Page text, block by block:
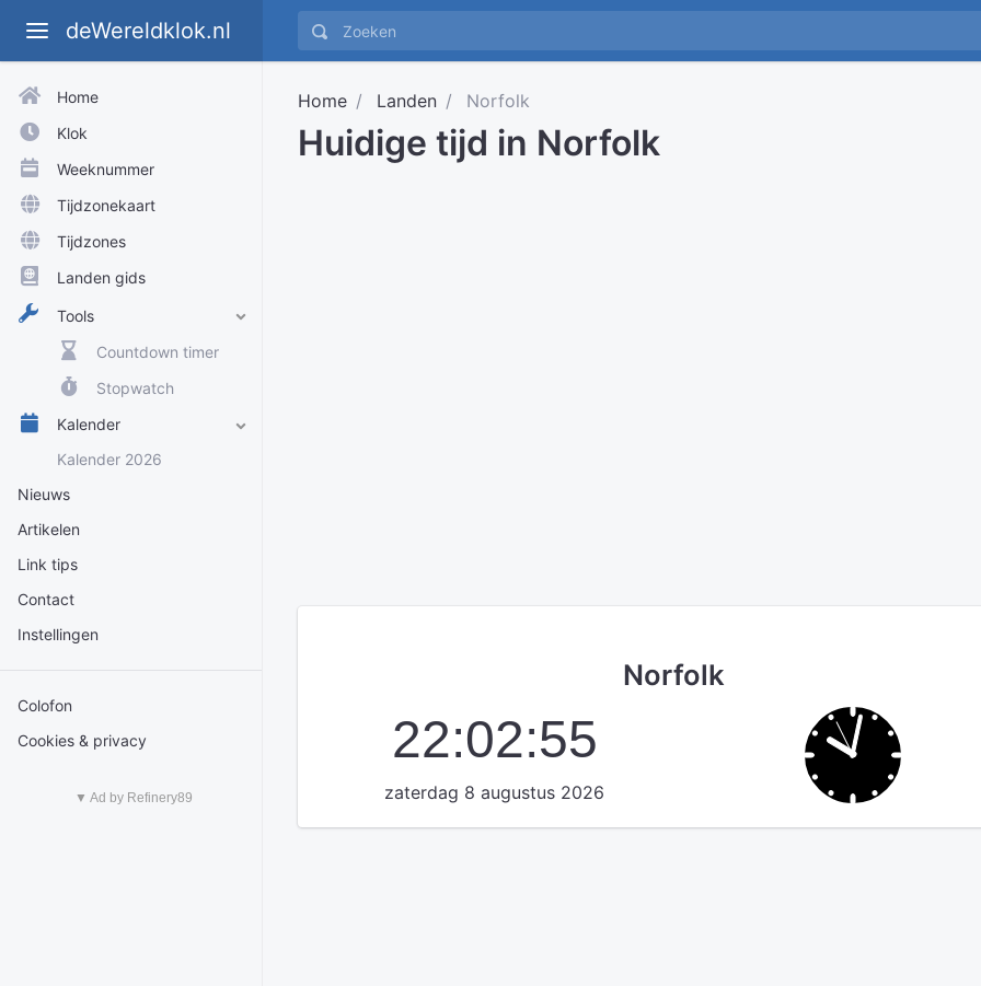
deWereldklok.nl
Home
Klok
Weeknummer
Tijdzonekaart
Tijdzones
Landen gids
Tools
Countdown timer
Stopwatch
Kalender
Kalender 2026
Nieuws
Artikelen
Link tips
Contact
Instellingen
Colofon
Cookies & privacy
▼ Ad by Refinery89
Home Landen Norfolk
Huidige tijd in Norfolk
Norfolk
22:02:56
zaterdag 8 augustus 2026